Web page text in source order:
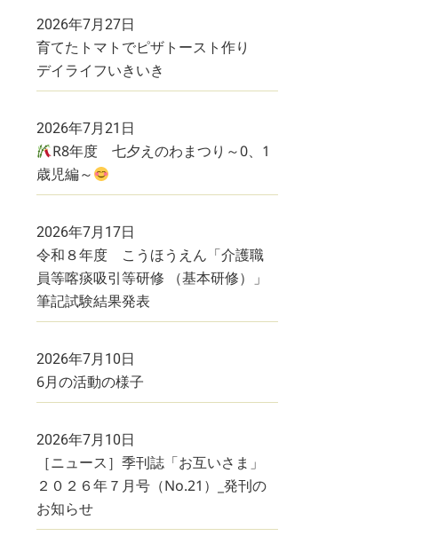
2026年7月27日
育てたトマトでピザトースト作り
デイライフいきいき
2026年7月21日
R8年度 七夕えのわまつり～0、1
歳児編～
2026年7月17日
令和８年度 こうほうえん「介護職
員等喀痰吸引等研修 （基本研修）」
筆記試験結果発表
2026年7月10日
6月の活動の様子
2026年7月10日
［ニュース］季刊誌「お互いさま」
２０２６年７月号（No.21）_発刊の
お知らせ